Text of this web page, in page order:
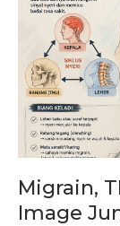
Migrain,
Image